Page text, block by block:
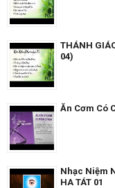
THÁNH
04)
Ăn Cơm Có
Nhạc Niệm
HA TÁT 01